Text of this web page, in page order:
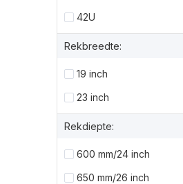
42U
Rekbreedte:
19 inch
23 inch
Rekdiepte:
600 mm/24 inch
650 mm/26 inch